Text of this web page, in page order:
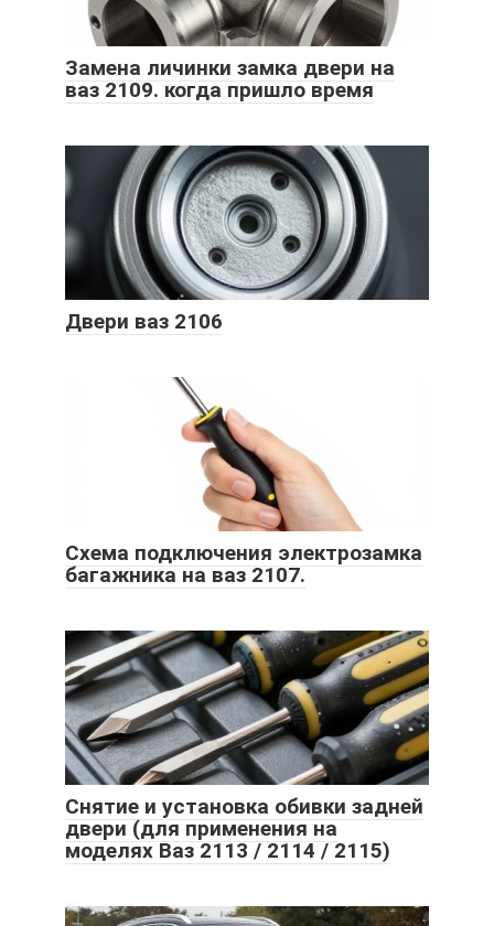
Замена личинки замка двери на
ваз 2109. когда пришло время
Двери ваз 2106
Схема подключения электрозамка
багажника на ваз 2107.
Снятие и установка обивки задней
двери (для применения на
моделях Ваз 2113 / 2114 / 2115)